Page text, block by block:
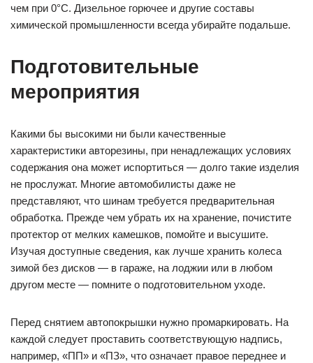
чем при 0°C. Дизельное горючее и другие составы
химической промышленности всегда убирайте подальше.
Подготовительные
мероприятия
Какими бы высокими ни были качественные
характеристики авторезины, при ненадлежащих условиях
содержания она может испортиться — долго такие изделия
не прослужат. Многие автомобилисты даже не
представляют, что шинам требуется предварительная
обработка. Прежде чем убрать их на хранение, почистите
протектор от мелких камешков, помойте и высушите.
Изучая доступные сведения, как лучше хранить колеса
зимой без дисков — в гараже, на лоджии или в любом
другом месте — помните о подготовительном уходе.
Перед снятием автопокрышки нужно промаркировать. На
каждой следует проставить соответствующую надпись,
например, «ПП» и «ПЗ», что означает правое переднее и